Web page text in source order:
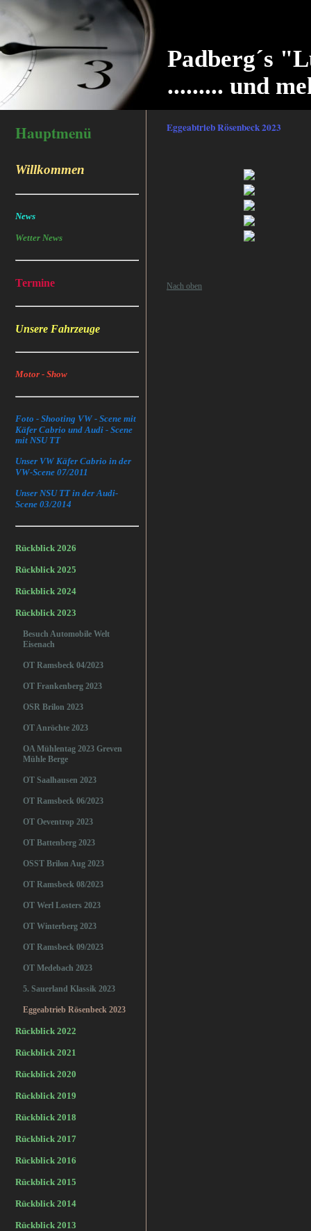
Padberg´s
......... und
Hauptmenü
Willkommen
News
Wetter News
Termine
Unsere Fahrzeuge
Motor - Show
Foto - Shooting VW - Scene mit
Käfer Cabrio und Audi - Scene
mit NSU TT
Unser VW Käfer Cabrio in der
VW-Scene 07/2011
Unser NSU TT in der Audi-
Scene 03/2014
Rückblick 2026
Rückblick 2025
Rückblick 2024
Rückblick 2023
Besuch Automobile Welt
Eisenach
OT Ramsbeck 04/2023
OT Frankenberg 2023
OSR Brilon 2023
OT Anröchte 2023
OA Mühlentag 2023 Greven
Mühle Berge
OT Saalhausen 2023
OT Ramsbeck 06/2023
OT Oeventrop 2023
OT Battenberg 2023
OSST Brilon Aug 2023
OT Ramsbeck 08/2023
OT Werl Losters 2023
OT Winterberg 2023
OT Ramsbeck 09/2023
OT Medebach 2023
5. Sauerland Klassik 2023
Eggeabtrieb Rösenbeck 2023
Rückblick 2022
Rückblick 2021
Rückblick 2020
Rückblick 2019
Rückblick 2018
Rückblick 2017
Rückblick 2016
Rückblick 2015
Rückblick 2014
Rückblick 2013
Eggeabtrieb Rösenbeck 2023
Nach oben